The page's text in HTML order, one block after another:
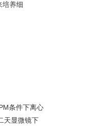
培养细
条件下离心
天显微镜下